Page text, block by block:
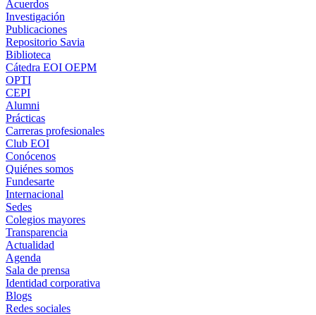
Acuerdos
Investigación
Publicaciones
Repositorio Savia
Biblioteca
Cátedra EOI OEPM
OPTI
CEPI
Alumni
Prácticas
Carreras profesionales
Club EOI
Conócenos
Quiénes somos
Fundesarte
Internacional
Sedes
Colegios mayores
Transparencia
Actualidad
Agenda
Sala de prensa
Identidad corporativa
Blogs
Redes sociales